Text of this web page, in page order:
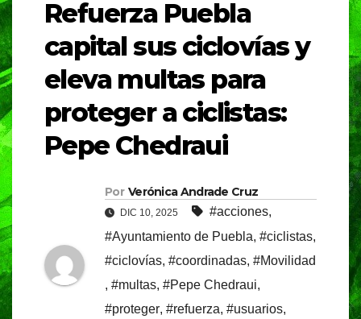
Refuerza Puebla
capital sus ciclovías y
eleva multas para
proteger a ciclistas:
Pepe Chedraui
Por Verónica Andrade Cruz
DIC 10, 2025 #acciones,
#Ayuntamiento de Puebla, #ciclistas,
#ciclovías, #coordinadas, #Movilidad
, #multas, #Pepe Chedraui,
#proteger, #refuerza, #usuarios,